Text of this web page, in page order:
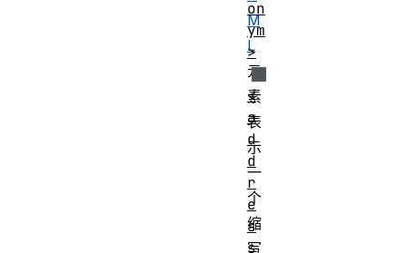
M
L
元
素
表
示
一
个
缩
写
on
ym
>
<
a
d
d
r
e
s
s